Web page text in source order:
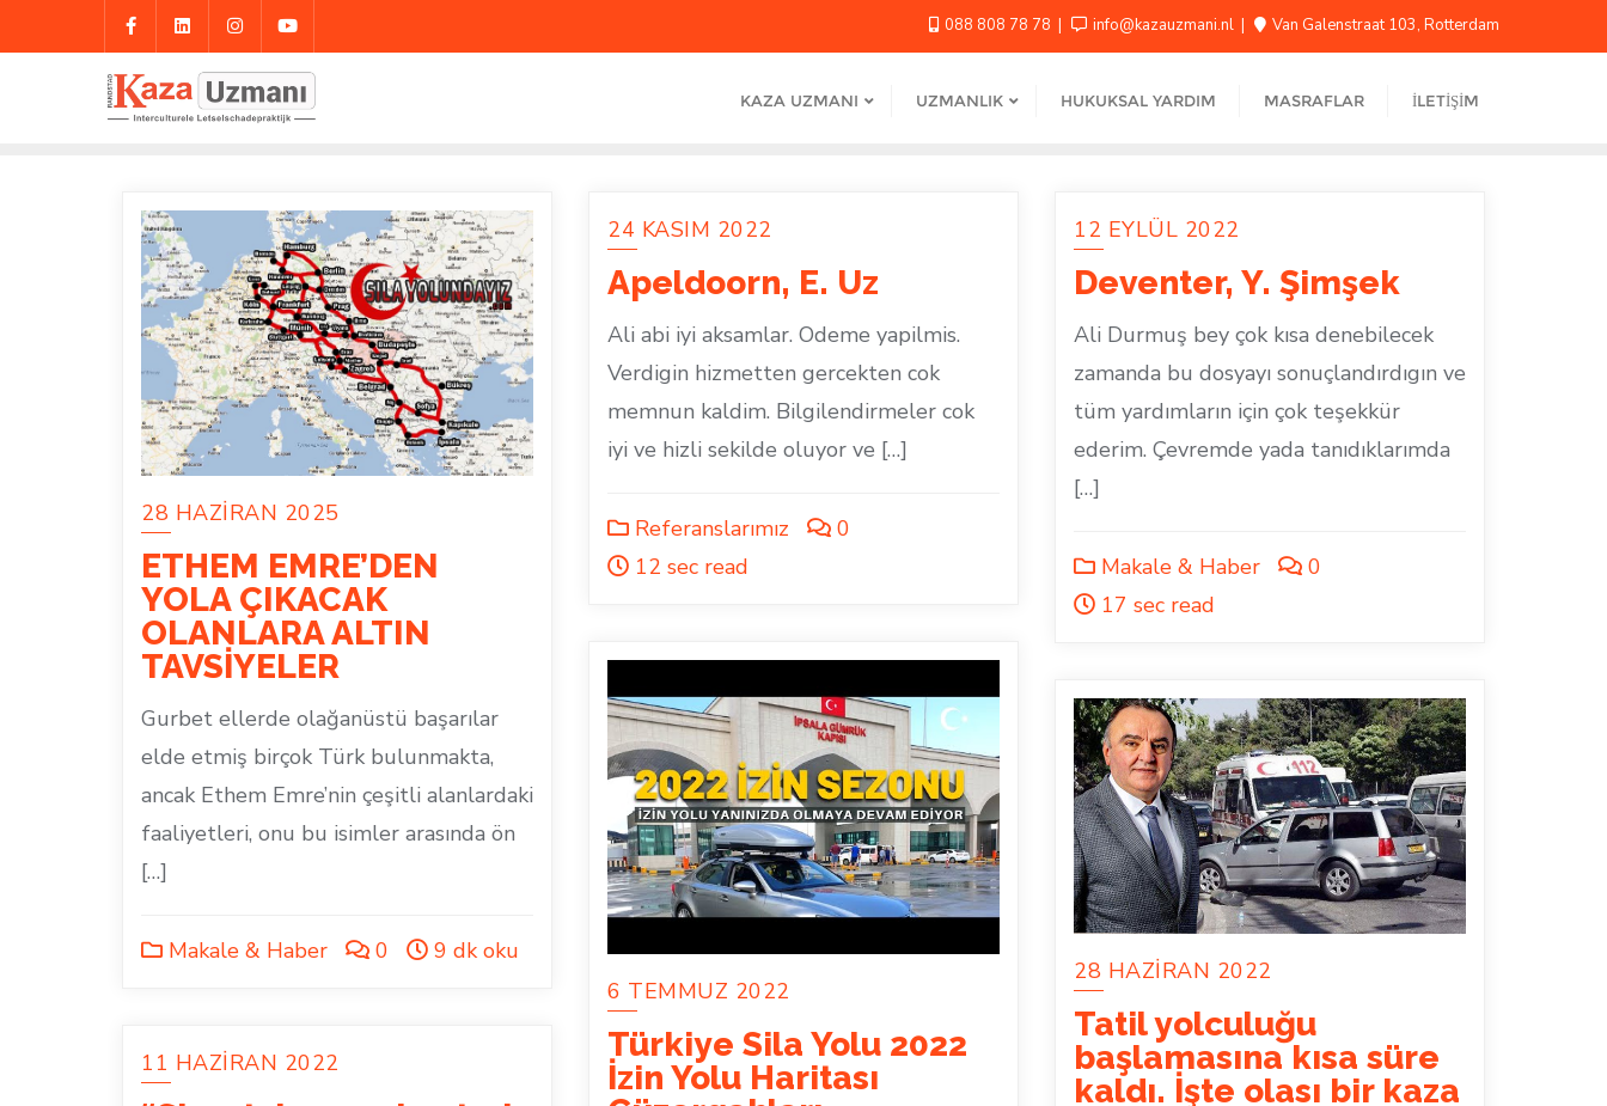
to
088 808 78 78 info@kazauzmani.nl Van Galenstraat 103, Rotterdam
KAZA UZMANI UZMANLIK HUKUKSAL YARDIM MASRAFLAR İLETIŞIM
28 HAZIRAN 2025
ETHEM EMRE’DEN
YOLA ÇIKACAK
OLANLARA ALTIN
TAVSİYELER
Gurbet ellerde olağanüstü başarılar
elde etmiş birçok Türk bulunmakta,
ancak Ethem Emre’nin çeşitli alanlardaki
faaliyetleri, onu bu isimler arasında ön
[…]
Makale & Haber 0 9 dk oku
24 KASIM 2022
Apeldoorn, E. Uz
Ali abi iyi aksamlar. Odeme yapilmis.
Verdigin hizmetten gercekten cok
memnun kaldim. Bilgilendirmeler cok
iyi ve hizli sekilde oluyor ve […]
Referanslarımız
0
12 sec read
12 EYLÜL 2022
Deventer, Y. Şimşek
Ali Durmuş bey çok kısa denebilecek
zamanda bu dosyayı sonuçlandırdıgın ve
tüm yardımların için çok teşekkür
ederim. Çevremde yada tanıdıklarımda
[…]
Makale & Haber
0
17 sec read
6 TEMMUZ 2022
Türkiye Sila Yolu 2022
İzin Yolu Haritası
28 HAZIRAN 2022
Tatil yolculuğu
başlamasına kısa süre
kaldı. İşte olası bir kaza
11 HAZIRAN 2022